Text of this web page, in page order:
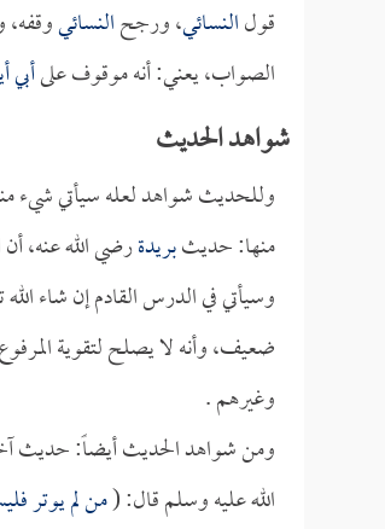
قولالنسائي، ورجحالنسائي
الصواب، يعني: أنه موقوف على
شواهد الحديث
وللحديث شواهد لعله سيأتي شيء
منها: حديثبريدةرضي الله عنه،
وسيأتي في الدرس القادم إن شاء
ضعيف، وأنه لا يصلح لتقوية
وغيرهم .
ومن شواهد الحديث أيضاً: حديث
الله عليه وسلم قال: (من لم يوتر